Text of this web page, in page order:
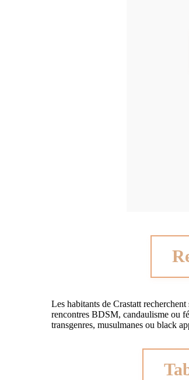
Les habitants de Crastatt recherchent
rencontres BDSM, candaulisme ou
transgenres, musulmanes ou black